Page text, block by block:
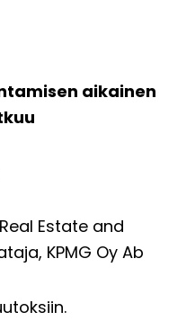
aikainen
Estate and
KPMG Oy Ab